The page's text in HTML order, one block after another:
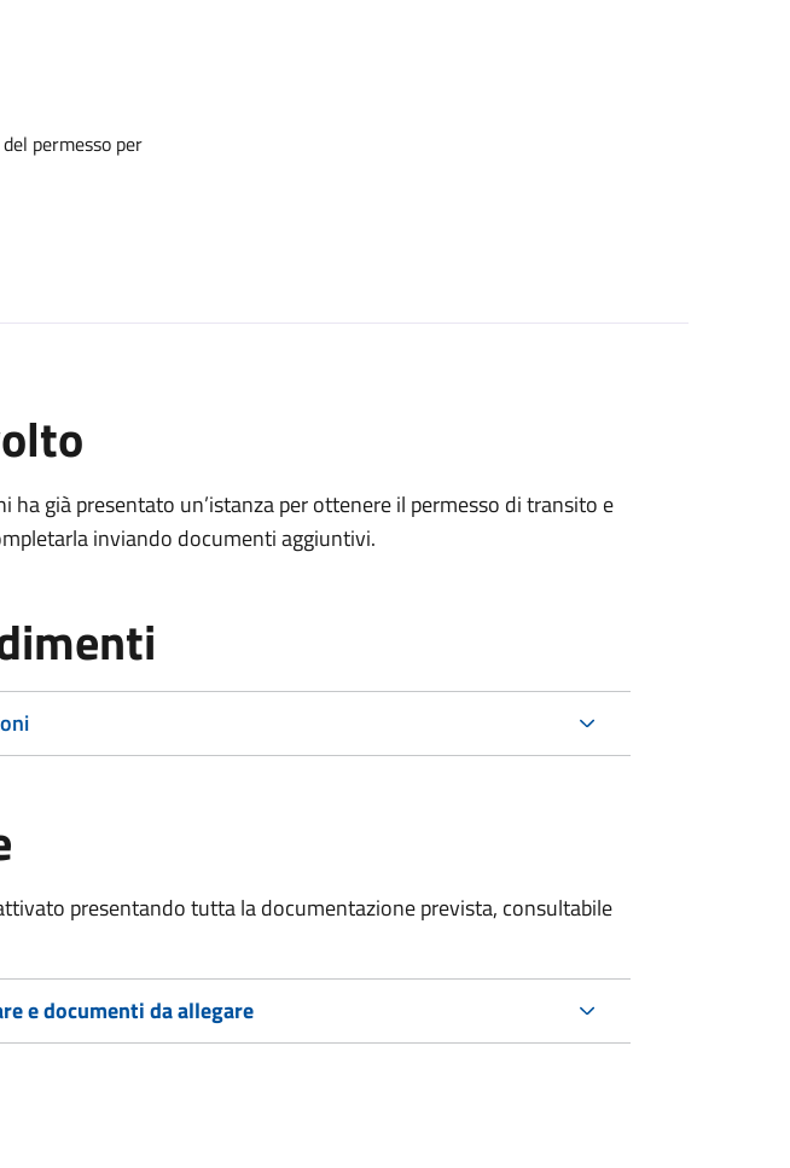
permesso per
ha già presentato un’istanza per ottenere il permesso di transito e
inviando documenti aggiuntivi.
presentando tutta la documentazione prevista, consultabile
e documenti da allegare